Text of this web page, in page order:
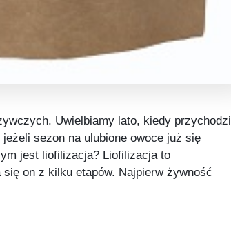
Uwielbiamy lato, kiedy przychodzi
sezon na ulubione owoce już się
jest liofilizacja? Liofilizacja to
on z kilku etapów. Najpierw żywność